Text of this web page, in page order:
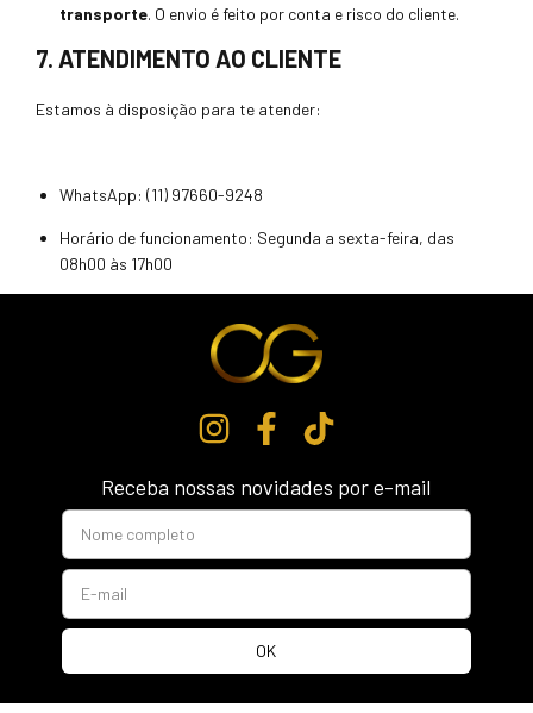
transporte. O envio é feito por conta e risco do cliente.
7. ATENDIMENTO AO CLIENTE
Estamos à disposição para te atender:
WhatsApp: (11) 97660-9248
Horário de funcionamento: Segunda a sexta-feira, das
08h00 às 17h00
Receba nossas novidades por e-mail